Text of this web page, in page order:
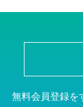
無料会員登録を